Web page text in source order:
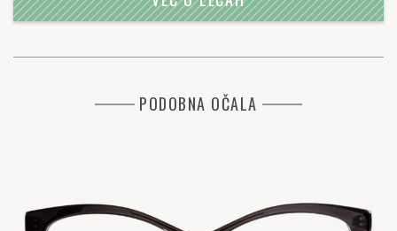
PODOBNA OČALA